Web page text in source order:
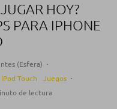
HOY?
PARA IPHONE
(Esfera) ·
iPod Touch Juegos ·
de lectura